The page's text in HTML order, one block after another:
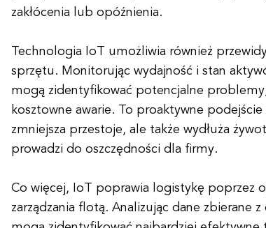
zakłócenia lub opóźnienia.
Technologia IoT umożliwia również
sprzętu. Monitorując wydajność i stan
mogą zidentyfikować potencjalne
kosztowne awarie. To proaktywne
zmniejsza przestoje, ale także wydłuża
prowadzi do oszczędności dla firmy.
Co więcej, IoT poprawia logistykę poprzez
zarządzania flotą. Analizując dane zbierane